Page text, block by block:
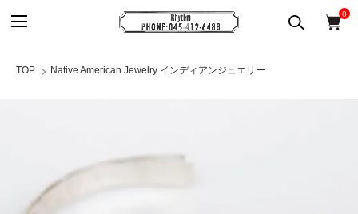
0
TOP Native American Jewelry インディアンジュエリー